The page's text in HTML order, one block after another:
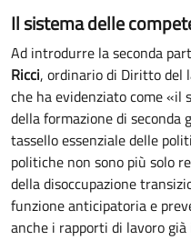
Il sistema delle
Ad introdurre la seconda
Ricci, ordinario di Diritto del
che ha evidenziato come «il
della formazione di seconda
tassello essenziale delle
politiche non sono più solo
della disoccupazione
funzione anticipatoria e
anche i rapporti di lavoro